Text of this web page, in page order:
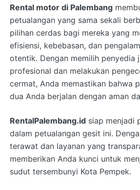
Rental motor di Palembang
petualangan yang sama sekali
pilihan cerdas bagi mereka yang
efisiensi, kebebasan, dan
otentik. Dengan memilih penyedia
profesional dan melakukan
cermat, Anda memastikan bahwa
dua Anda berjalan dengan aman
RentalPalembang.id siap menjadi
dalam petualangan gesit ini.
terawat dan layanan yang
memberikan Anda kunci untuk
sudut tersembunyi Kota Pempek.